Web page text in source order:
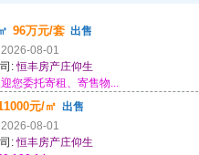
96万元/套 出售
2026-08-01
:恒丰房产庄仰生
您委托寄租、寄售物...
元/㎡ 出售
2026-08-01
:恒丰房产庄仰生